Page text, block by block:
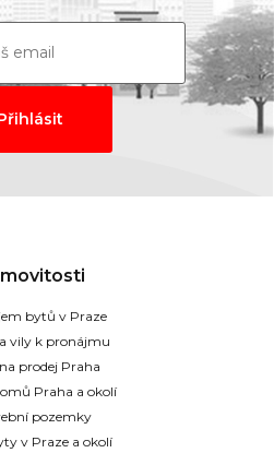
bytů v Praze
vily k pronájmu
prodej Praha
Praha a okolí
pozemky
v Praze a okolí